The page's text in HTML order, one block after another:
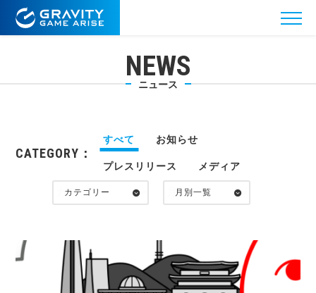
NEWS
ニュース
CATEGORY：
すべて お知らせ
プレスリリース メディア
カテゴリー 月別一覧